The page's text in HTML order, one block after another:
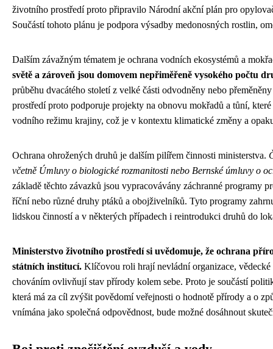
životního prostředí proto připravilo Národní akční plán pro
Součástí tohoto plánu je podpora výsadby medonosných rostlin,
Dalším závažným tématem je ochrana vodních ekosystémů a
světě a zároveň jsou domovem nepřiměřeně vysokého počtu
průběhu dvacátého století z velké části odvodněny nebo
prostředí proto podporuje projekty na obnovu mokřadů a tůní,
vodního režimu krajiny, což je v kontextu klimatické změny a
Ochrana ohrožených druhů je dalším pilířem činnosti ministerstva.
včetně Úmluvy o biologické rozmanitosti nebo Bernské úmluvy o
základě těchto závazků jsou vypracovávány záchranné
říční nebo různé druhy ptáků a obojživelníků. Tyto programy
lidskou činností a v některých případech i reintrodukci druhů do
Ministerstvo životního prostředí si uvědomuje, že ochrana
státních institucí. Klíčovou roli hrají nevládní organizace,
chováním ovlivňují stav přírody kolem sebe. Proto je součástí
která má za cíl zvýšit povědomí veřejnosti o hodnotě přírody a o
vnímána jako společná odpovědnost, bude možné dosáhnout